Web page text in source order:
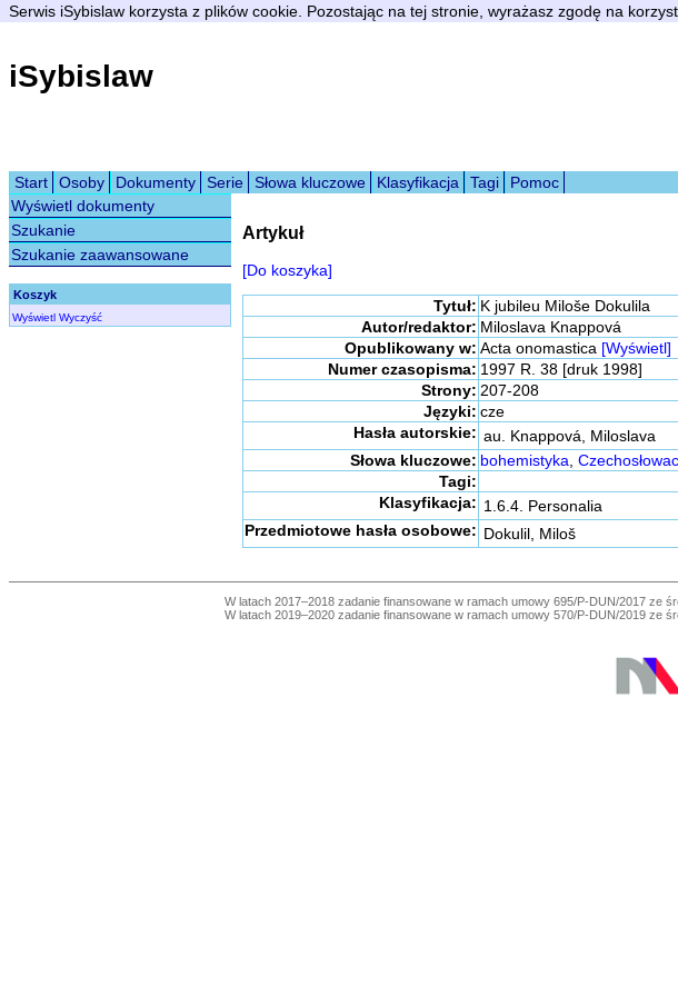
Serwis iSybislaw korzysta z plików cookie. Pozostając na tej stronie, wyrażasz zgodę na
iSybislaw
Start
Osoby Dokumenty Serie Słowa kluczowe Klasyfikacja Tagi
Pomoc
Wyświetl dokumenty
Szukanie
Szukanie zaawansowane
Koszyk
Wyświetl Wyczyść
Artykuł
[Do koszyka]
Tytuł: K jubileu Miloše Dokulila
Autor/redaktor: Miloslava Knappová
Opublikowany w: Acta onomastica [Wyświetl]
Numer czasopisma: 1997 R. 38 [druk 1998]
Strony: 207-208
Języki: cze
Hasła autorskie: au. Knappová, Miloslava
Słowa kluczowe: bohemistyka,
Tagi:
Klasyfikacja: 1.6.4. Personalia
Przedmiotowe hasła osobowe: Dokulil, Miloš
W latach 2017–2018 zadanie finansowane w ramach umowy 695/P-DUN/2017 ze
W latach 2019–2020 zadanie finansowane w ramach umowy 570/P-DUN/2019 ze